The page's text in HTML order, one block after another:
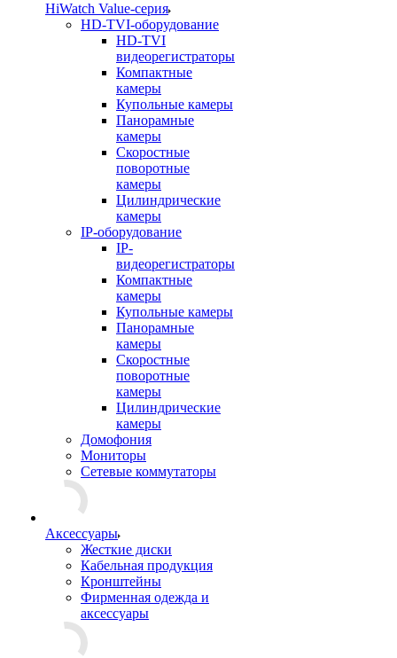
HiWatch Value-серия
HD-TVI-оборудование
HD-TVI
видеорегистраторы
Компактные
камеры
Купольные камеры
Панорамные
камеры
Скоростные
поворотные
камеры
Цилиндрические
камеры
IP-оборудование
IP-
видеорегистраторы
Компактные
камеры
Купольные камеры
Панорамные
камеры
Скоростные
поворотные
камеры
Цилиндрические
камеры
Домофония
Мониторы
Сетевые коммутаторы
Аксессуары
Жесткие диски
Кабельная продукция
Кронштейны
Фирменная одежда и
аксессуары